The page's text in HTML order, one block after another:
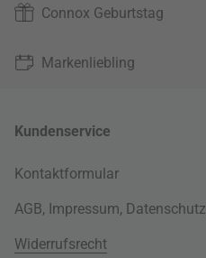
Connox Geburtstag
Markenliebling
Kundenservice
Kontaktformular
AGB, Impressum, Datenschutz
Widerrufsrecht